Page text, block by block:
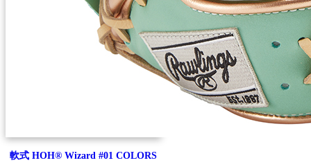
軟式 HOH® Wizard #01 COLORS